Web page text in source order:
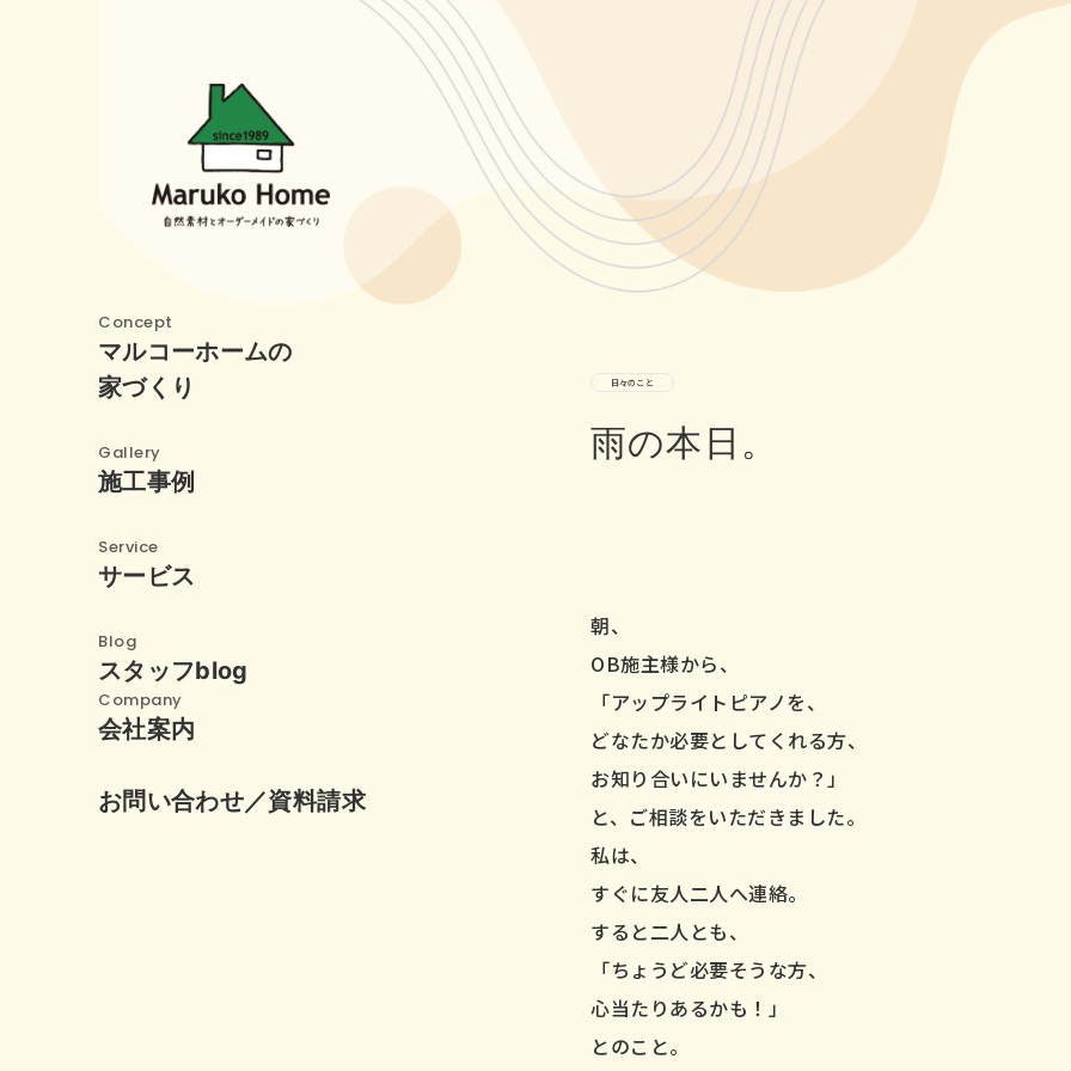
Concept
マルコーホームの
家づくり
Gallery
施工事例
Service
サービス
Blog
スタッフblog
Company
会社案内
お問い合わせ／資料請求
日々のこと
雨の本日。
朝、
OB施主様から、
「アップライトピアノを、
どなたか必要としてくれる方、
お知り合いにいませんか？」
と、ご相談をいただきました。
私は、
すぐに友人二人へ連絡。
すると二人とも、
「ちょうど必要そうな方、
心当たりあるかも！」
とのこと。
お問い合わせ／資料請求
メールでのご相談・
お問い合わせ
24時間受付中
LINEでのご相談
9:00-18:00